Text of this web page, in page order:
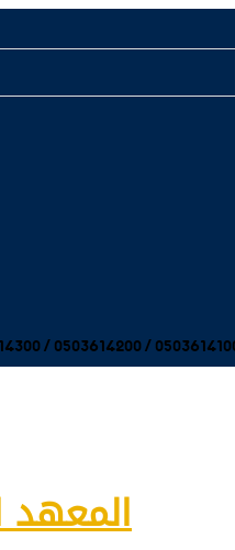
المعهد